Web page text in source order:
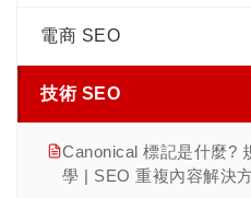
解析
JSON-LD 語法、各類型
Results 部署
第五章｜從關鍵字清單到
帽風險與如何挑選 SEO
網站 SEO 檢查怎麼做？
檢
SEO 怎麼做？循序漸進
學
AI 搜尋優化完整指南
做法、與 SEO 差異全解析
E-E-A-T 是什麼?
實作指南
容對應完整教學
排序完整教學
Title Tag 是什麼? 標題標
SEO/AEO 教學
H1-H6 Heading Tags 完
Google 商家檔案完整設
NAP 一致性與在地引用
Google 評論管理與回覆
到評論行銷
電商 SEO
商品頁 SEO 完整教學:標
Product Schema 完整
品結構化資料指南
技術 SEO
Canonical 標記是什麼?
學 | SEO 重複內容解決